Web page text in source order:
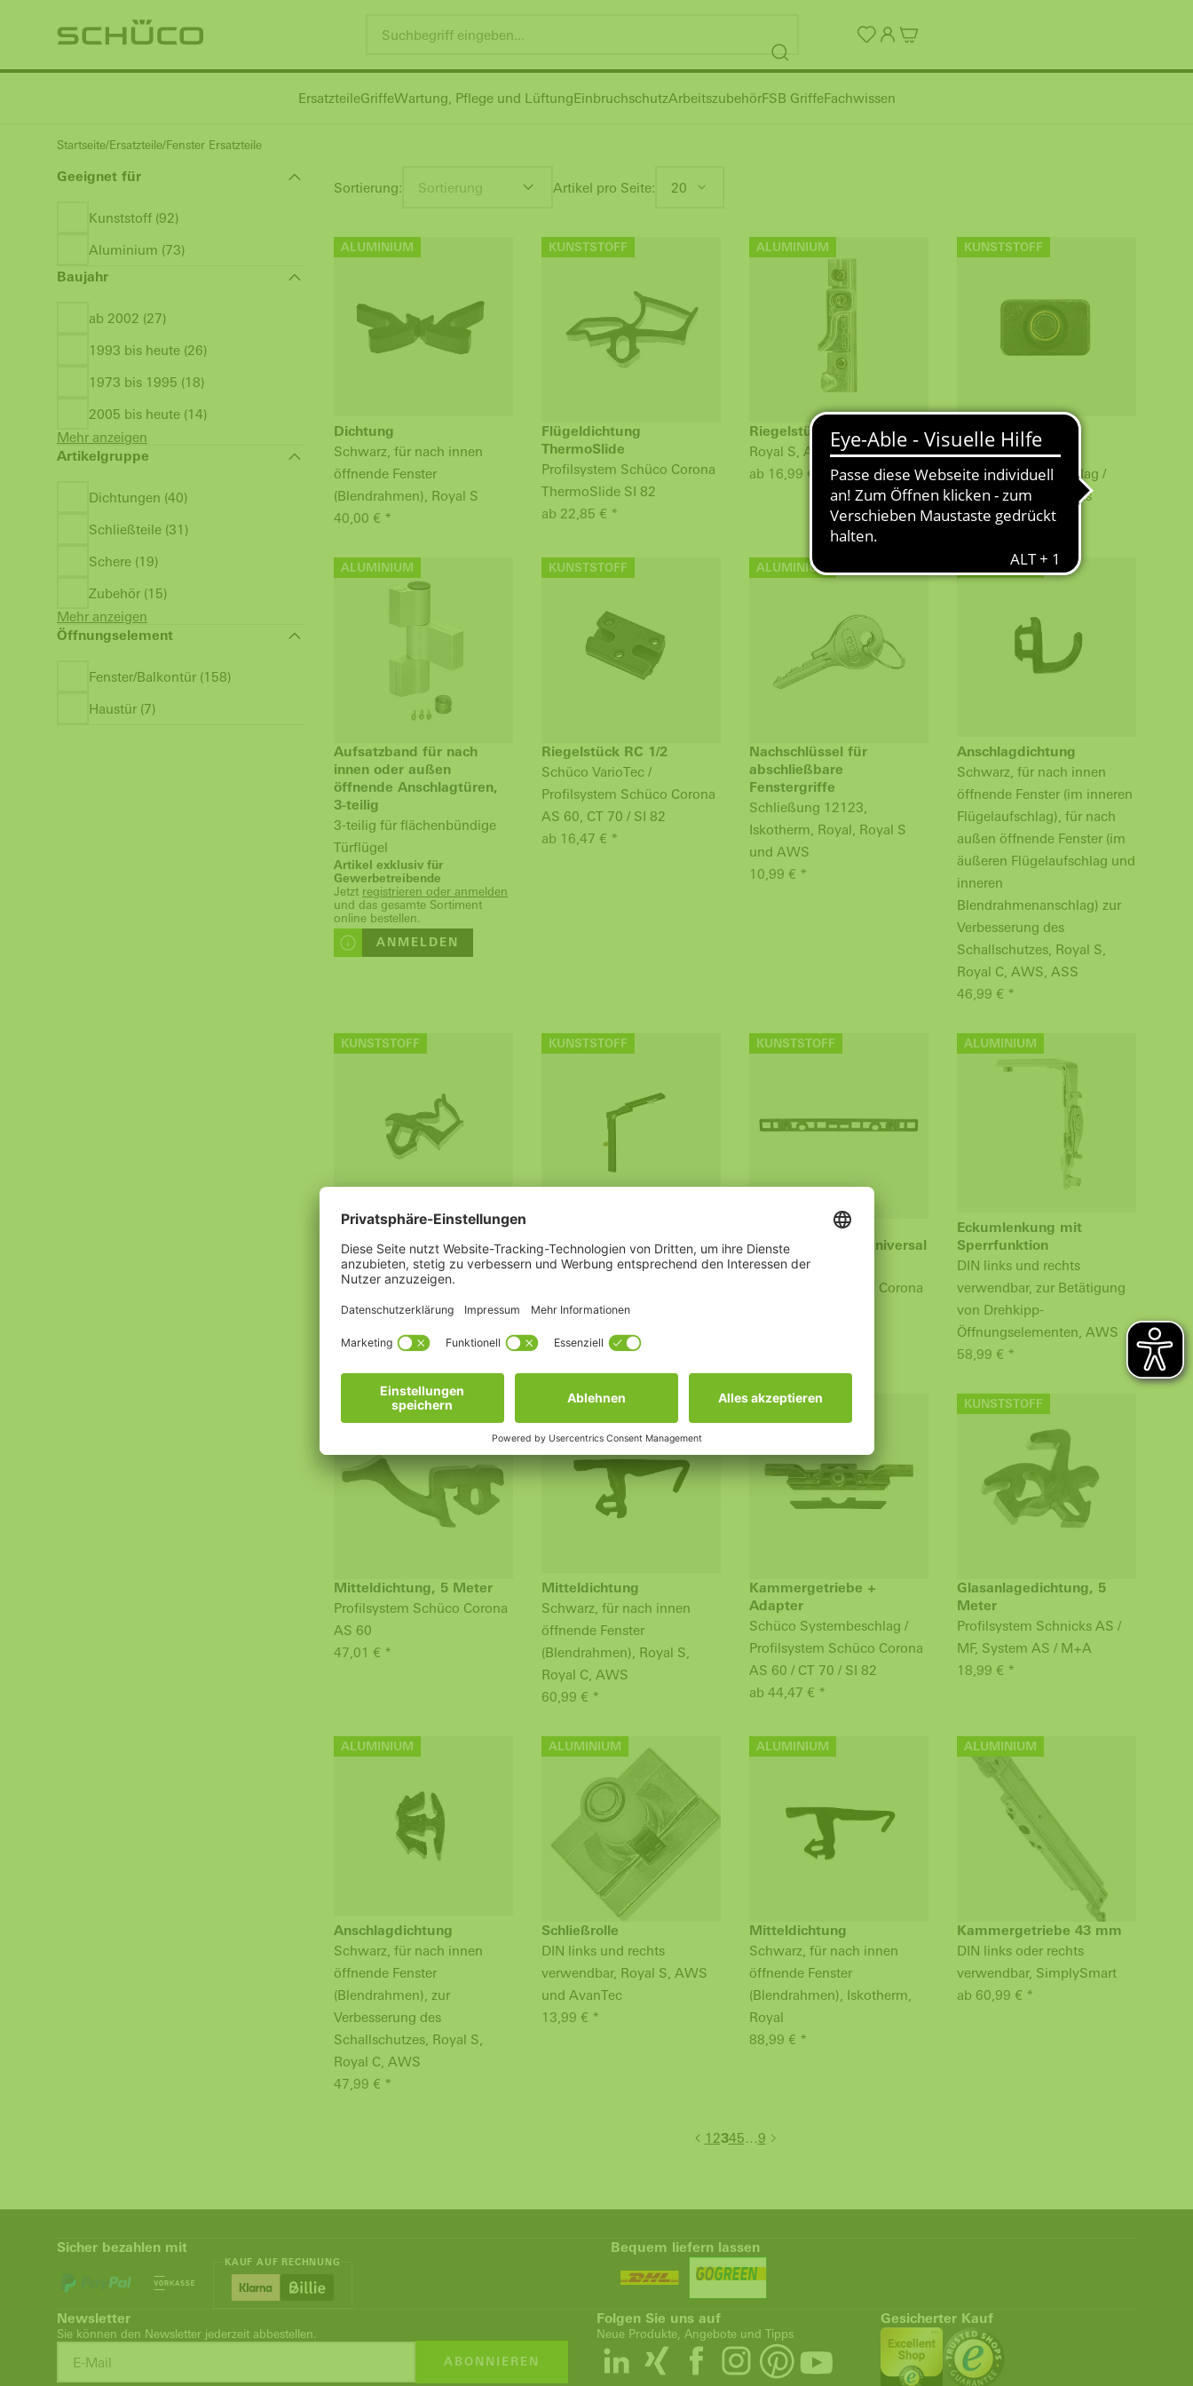
ErsatzteileGriffeWartung, Pflege und LüftungEinbruchschutzArbeitszubehörFSB GriffeFachwissen
Startseite Ersatzteile Fenster Ersatzteile
Geeignet für
Kunststoff (92)
Aluminium (73)
Baujahr
ab 2002 (27)
1993 bis heute (26)
1973 bis 1995 (18)
2005 bis heute (14)
Mehr anzeigen
Artikelgruppe
Dichtungen (40)
Schließteile (31)
Schere (19)
Zubehör (15)
Mehr anzeigen
Öffnungselement
Fenster/Balkontür (158)
Haustür (7)
Sortierung: Sortierung Artikel pro Seite: 20
ALUMINIUM
Dichtung
Schwarz, für nach innen
öffnende Fenster
(Blendrahmen), Royal S
40,00 € *
KUNSTSTOFF
Flügeldichtung
ThermoSlide
Profilsystem Schüco Corona
ThermoSlide SI 82
ab 22,85 € *
ALUMINIUM
Riegelstück mit Sperre
Royal S, AWS und AvanTec
ab 16,99 € *
KUNSTSTOFF
Schließrolle
Schüco
Riegelstangenbeschlag /
Profilsystem Schnicks
ab 17,73 € *
ALUMINIUM
Aufsatzband für nach
innen oder außen
öffnende Anschlagtüren,
3-teilig
3-teilig für flächenbündige
Türflügel
Artikel exklusiv für
Gewerbetreibende
Jetzt registrieren oder anmelden
und das gesamte Sortiment
online bestellen.
ANMELDEN
KUNSTSTOFF
Riegelstück RC 1/2
Schüco VarioTec /
Profilsystem Schüco Corona
AS 60, CT 70 / SI 82
ab 16,47 € *
ALUMINIUM
Nachschlüssel für
abschließbare
Fenstergriffe
Schließung 12123,
Iskotherm, Royal, Royal S
und AWS
10,99 € *
ALUMINIUM
Anschlagdichtung
Schwarz, für nach innen
öffnende Fenster (im inneren
Flügelaufschlag), für nach
außen öffnende Fenster (im
äußeren Flügelaufschlag und
inneren
Blendrahmenanschlag) zur
Verbesserung des
Schallschutzes, Royal S,
Royal C, AWS, ASS
46,99 € *
KUNSTSTOFF
Anschlagdichtung
Profilsystem Schüco Corona
SI 82
KUNSTSTOFF
25151400
Schüco
Profilsystem Schnicks
ab 20,28 € *
KUNSTSTOFF
Adapterplatte für
Kippauflaufbock Universal
Schüco VarioTec /
Profilsystem Schüco Corona
ALUMINIUM
Eckumlenkung mit
Sperrfunktion
DIN links und rechts
verwendbar, zur Betätigung
von Drehkipp-
Öffnungselementen, AWS
58,99 € *
KUNSTSTOFF
Mitteldichtung, 5 Meter
Profilsystem Schüco Corona
AS 60
47,01 € *
ALUMINIUM
Mitteldichtung
Schwarz, für nach innen
öffnende Fenster
(Blendrahmen), Royal S,
Royal C, AWS
60,99 € *
KUNSTSTOFF
Kammergetriebe +
Adapter
Schüco Systembeschlag /
Profilsystem Schüco Corona
AS 60 / CT 70 / SI 82
ab 44,47 € *
KUNSTSTOFF
Glasanlagedichtung, 5
Meter
Profilsystem Schnicks AS /
MF, System AS / M+A
18,99 € *
ALUMINIUM
Anschlagdichtung
Schwarz, für nach innen
öffnende Fenster
(Blendrahmen), zur
Verbesserung des
Schallschutzes, Royal S,
Royal C, AWS
47,99 € *
ALUMINIUM
Schließrolle
DIN links und rechts
verwendbar, Royal S, AWS
und AvanTec
13,99 € *
ALUMINIUM
Mitteldichtung
Schwarz, für nach innen
öffnende Fenster
(Blendrahmen), Iskotherm,
Royal
88,99 € *
ALUMINIUM
Kammergetriebe 43 mm
DIN links oder rechts
verwendbar, SimplySmart
ab 60,99 € *
1 2345…9
Sicher bezahlen mit
KAUF AUF RECHNUNG
Bequem liefern lassen
Newsletter
Sie können den Newsletter jederzeit abbestellen.
ABONNIEREN
Folgen Sie uns auf
Neue Produkte, Angebote und Tipps
Gesicherter Kauf